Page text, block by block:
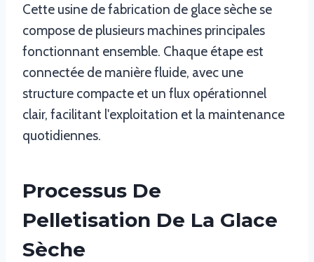
Cette usine de fabrication de glace sèche se
compose de plusieurs machines principales
fonctionnant ensemble. Chaque étape est
connectée de manière fluide, avec une
structure compacte et un flux opérationnel
clair, facilitant l'exploitation et la maintenance
quotidiennes.
Processus De
Pelletisation De La Glace
Sèche